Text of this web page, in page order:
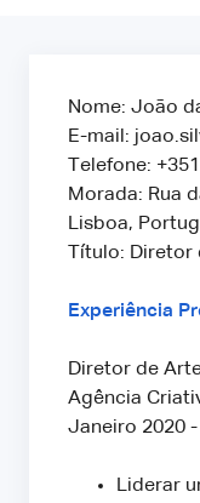
Nome: João
E-mail:
Telefone:
Morada: Rua
Lisboa,
Título: Diretor
Experiência
Diretor de
Agência
Janeiro 2020
Liderar